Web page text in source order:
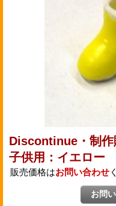
Discontinue・制作
子供用：イエロー
販売価格はお問い合わせ